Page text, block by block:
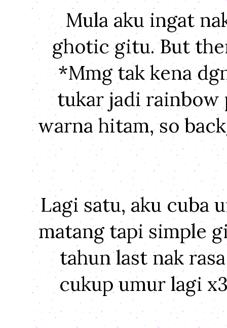
Mula aku ingat
ghotic gitu. But
*Mmg tak kena
tukar jadi rainbow
warna hitam, so
Lagi satu, aku cuba
matang tapi simple
tahun last nak
cukup umur lagi